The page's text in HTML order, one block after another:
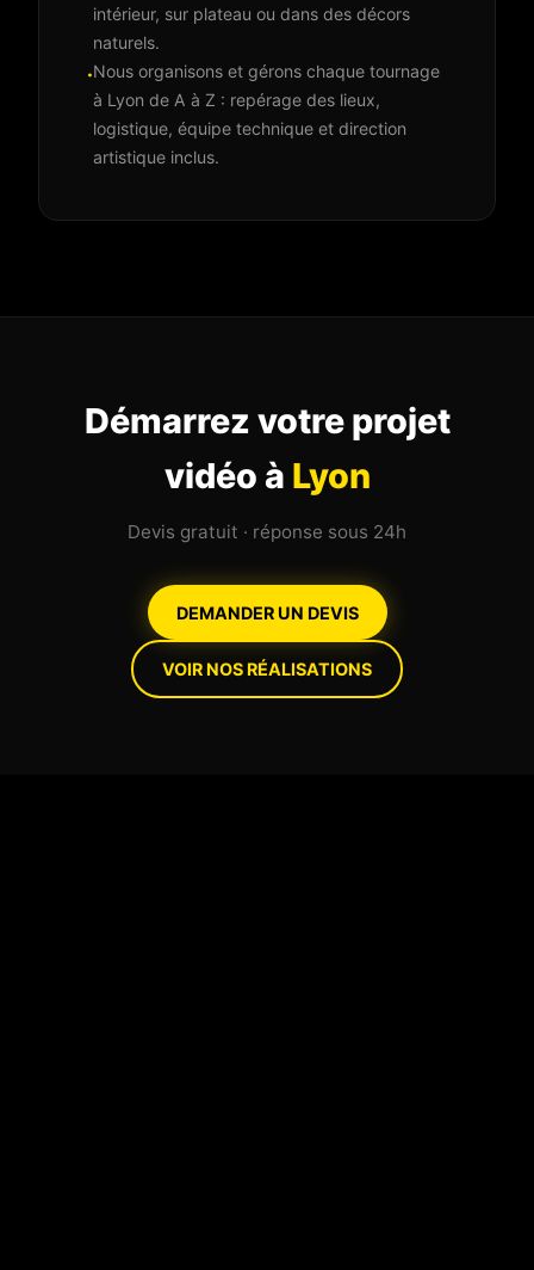
intérieur, sur plateau ou dans des décors
naturels.
·Nous organisons et gérons chaque tournage
à Lyon de A à Z : repérage des lieux,
logistique, équipe technique et direction
artistique inclus.
Démarrez votre projet
vidéo à Lyon
Devis gratuit · réponse sous 24h
DEMANDER UN DEVIS
VOIR NOS RÉALISATIONS